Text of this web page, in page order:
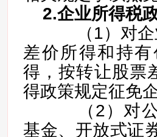
2.企业所得税
（1）对企
差价所得和持
得，按转让股票
得政策规定征免
（2）对公
基金、开放式证